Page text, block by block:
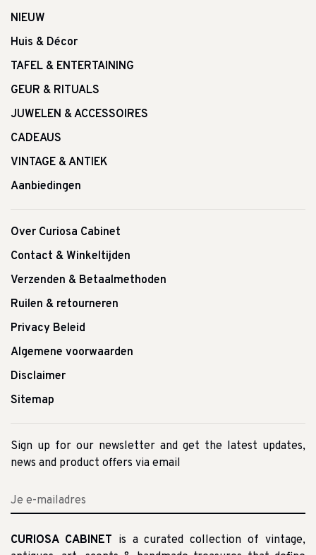
NIEUW
Huis & Décor
TAFEL & ENTERTAINING
GEUR & RITUALS
JUWELEN & ACCESSOIRES
CADEAUS
VINTAGE & ANTIEK
Aanbiedingen
Over Curiosa Cabinet
Contact & Winkeltijden
Verzenden & Betaalmethoden
Ruilen & retourneren
Privacy Beleid
Algemene voorwaarden
Disclaimer
Sitemap
Sign up for our newsletter and get the latest updates,
news and product offers via email
CURIOSA CABINET is a curated collection of vintage,